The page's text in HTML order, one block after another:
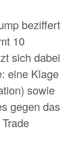
beziffert
10
sich dabei
eine Klage
sowie
gegen das